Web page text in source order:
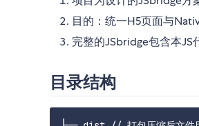
目的：统一H5页面与
完整的JSbridge包含本JS
目录结构